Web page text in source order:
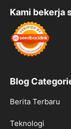
Kami bekerja
Blog
Berita Terbaru
Teknologi